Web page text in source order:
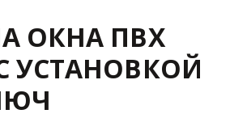
ОКНА ПВХ
С УСТАНОВКОЙ